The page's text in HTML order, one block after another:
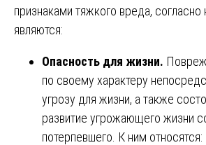
признаками тяжкого вреда, согласно
являются:
Опасность для жизни.
по своему характеру
угрозу для жизни, а также
развитие угрожающего жизни
потерпевшего. К ним относятся: